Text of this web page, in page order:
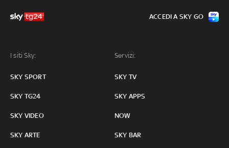
I siti Sky:
SKY SPORT
SKY TG24
SKY VIDEO
SKY ARTE
Servizi:
SKY TV
SKY APPS
NOW
SKY BAR
ACCEDI A SKY GO